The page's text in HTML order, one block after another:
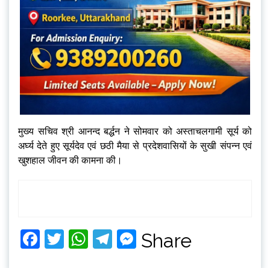
मुख्य सचिव श्री आनन्द बर्द्धन ने सोमवार को अस्ताचलगामी सूर्य को
अर्घ्य देते हुए सूर्यदेव एवं छठी मैया से प्रदेशवासियों के सुखी संपन्न एवं
खुशहाल जीवन की कामना की।
Facebook
Twitter
WhatsApp
Telegram
Messenger
Share